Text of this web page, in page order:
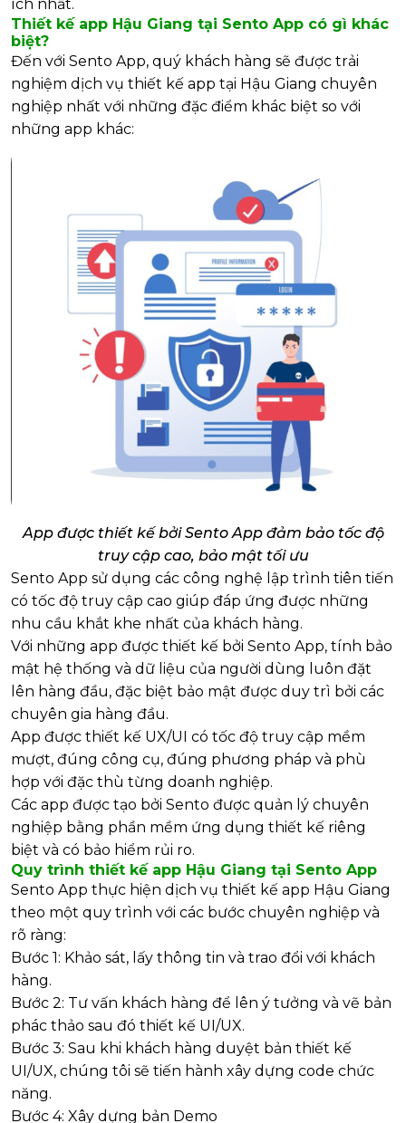
ích nhất.
Thiết kế app Hậu Giang tại Sento App có gì khác
biệt?
Đến với Sento App, quý khách hàng sẽ được trải
nghiệm dịch vụ thiết kế app tại Hậu Giang chuyên
nghiệp nhất với những đặc điểm khác biệt so với
những app khác:
App được thiết kế bởi Sento App đảm bảo tốc độ
truy cập cao, bảo mật tối ưu
Sento App sử dụng các công nghệ lập trình tiên tiến
có tốc độ truy cập cao giúp đáp ứng được những
nhu cầu khắt khe nhất của khách hàng.
Với những app được thiết kế bởi Sento App, tính bảo
mật hệ thống và dữ liệu của người dùng luôn đặt
lên hàng đầu, đặc biệt bảo mật được duy trì bởi các
chuyên gia hàng đầu.
App được thiết kế UX/UI có tốc độ truy cập mềm
mượt, đúng công cụ, đúng phương pháp và phù
hợp với đặc thù từng doanh nghiệp.
Các app được tạo bởi Sento được quản lý chuyên
nghiệp bằng phần mềm ứng dụng thiết kế riêng
biệt và có bảo hiểm rủi ro.
Quy trình thiết kế app Hậu Giang tại Sento App
Sento App thực hiện dịch vụ thiết kế app Hậu Giang
theo một quy trình với các bước chuyên nghiệp và
rõ ràng:
Bước 1: Khảo sát, lấy thông tin và trao đổi với khách
hàng.
Bước 2: Tư vấn khách hàng để lên ý tưởng và vẽ bản
phác thảo sau đó thiết kế UI/UX.
Bước 3: Sau khi khách hàng duyệt bản thiết kế
UI/UX, chúng tôi sẽ tiến hành xây dựng code chức
năng.
Bước 4: Xây dựng bản Demo